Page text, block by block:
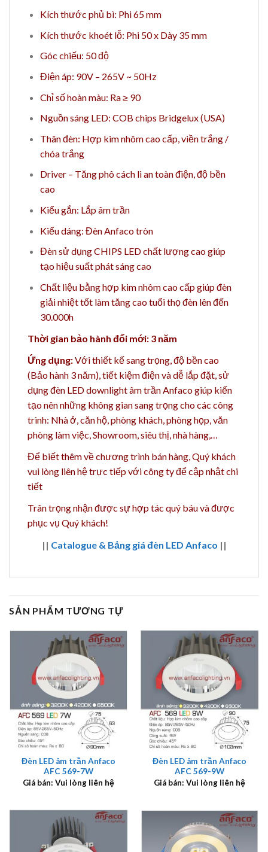
Kích thước phủ bì: Phi 65 mm
Kích thước khoét lỗ: Phi 50 x Dày 35 mm
Góc chiếu: 50 độ
Điện áp: 90V – 265V ~ 50Hz
Chỉ số hoàn màu: Ra ≥ 90
Nguồn sáng LED: COB chips Bridgelux (USA)
Thân đèn: Hợp kim nhôm cao cấp, viền trắng /
chóa trắng
Driver – Tăng phô cách li an toàn điện, độ bền
cao
Kiểu gắn: Lắp âm trần
Kiểu dáng: Đèn Anfaco tròn
Đèn sử dụng CHIPS LED chất lượng cao giúp
tạo hiệu suất phát sáng cao
Chất liệu bằng hợp kim nhôm cao cấp giúp đèn
giải nhiệt tốt làm tăng cao tuổi thọ đèn lên đến
30.000h
Thời gian bảo hành đổi mới: 3 năm
Ứng dụng:Với thiết kế sang trọng, độ bền cao
(Bảo hành 3 năm), tiết kiệm điện và dễ lắp đặt, sử
dụng đèn LED downlight âm trần Anfaco giúp kiến
tạo nên những không gian sang trọng chocác công
trình: Nhà ở, căn hộ, phòng khách, phòng họp, văn
phòng làm việc, Showroom, siêu thị, nhà hàng,…
Để biết thêm về chương trình bán hàng,Quý khách
vui lòng liên hệ trực tiếp với công ty để cập nhật chi
tiết
Trân trọng nhận được sự hợp tác quý báu và được
phục vụ Quý khách!
|| Catalogue & Bảng giá đèn LED Anfaco ||
SẢN PHẨM TƯƠNG TỰ
Đèn LED âm trần Anfaco
AFC 569-7W
Giá bán: Vui lòng liên hệ
Đèn LED âm trần Anfaco
AFC 569-9W
Giá bán: Vui lòng liên hệ